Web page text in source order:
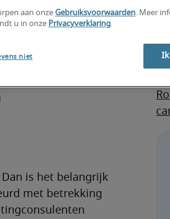
Dan is het belangrijk
met betrekking
aan onze Gebruiksvoorwaarden. Meer
u in onze Privacyverklaring.
niet